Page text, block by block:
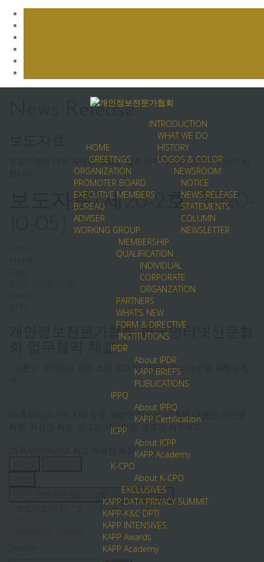
HOME
GREETINGS
INTRODUCTION
WHAT WE DO
HISTORY
LOGOS & COLOR
ORGANIZATION
PROMOTER BOARD
EXECUTIVE MEMBERS
BUREAU
ADVISER
WORKING GROUP
NEWSROOM
NOTICE
NEWS RELEASE
STATEMENTS
COLUMN
NEWSLETTER
MEMBERSHIP
QUALIFICATION
INDIVIDUAL
CORPORATE
ORGANZATION
PARTNERS
WHAT’S NEW
FORM & DIRECTIVE
INSTITUTIONS
IPDR
About IPDR
KAPP BRIEFS
PUBLICATIONS
IPPQ
About IPPQ
KAPP Certification
ICPP
About ICPP
KAPP Academy
K-CPO
About K-CPO
EXCLUSIVES
KAPP DATA PRIVACY SUMMIT
KAPP-K&C DPTI
KAPP INTENSIVES
KAPP Awards
KAPP Academy
News Release
보도자료에 대한 자세한 설명은 협회 사무국으로 문의해 주시기 바
보도자료(제20-2호_2020-
개인정보전문가협회-한국인터넷신문협
회 업무협약 체결
- 언론인 개인정보 관련 소양 제고 및 대국민 인식개선을 위해 손잡
(좌측부터)김기현 사무총장, 곽정민 대변인, 이종엽 대변인, 이근영
회장, 최경진 회장, 김도승 사무총장, 송도영 사무국장
KAPP_보도자료제20-02호_2020-10-05.pdf
보도자료(제20-1호_2020-09-19)